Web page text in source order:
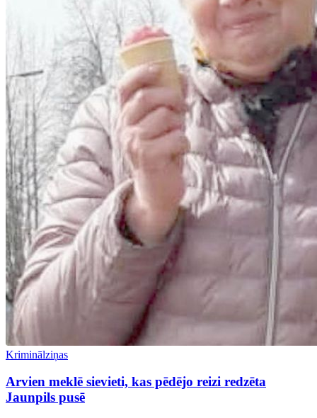
Kriminālziņas
Arvien meklē sievieti, kas pēdējo reizi redzēta
Jaunpils pusē